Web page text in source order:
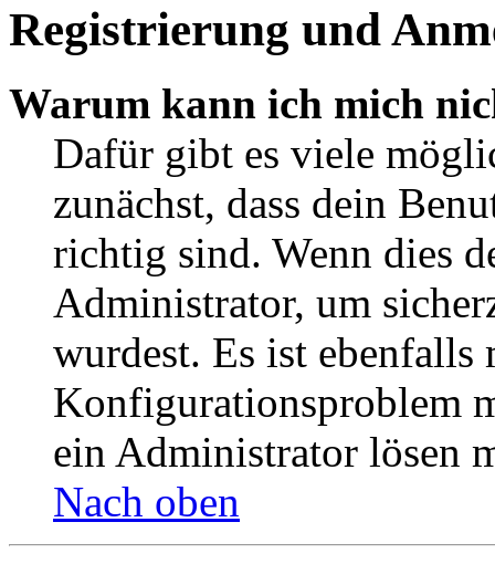
Registrierung und
Warum kann ich mich
Dafür gibt es viele
zunächst, dass dein
richtig sind. Wenn dies
Administrator, um
wurdest. Es ist ebenfalls
Konfigurationsproblem
ein Administrator lösen
Nach oben